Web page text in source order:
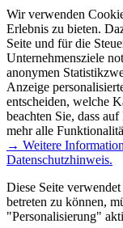
Wir verwenden
Erlebnis zu bieten.
Seite und für die
Unternehmensziele
anonymen
Anzeige
entscheiden, welche
beachten Sie, dass
mehr alle
→ Weitere
Datenschutzhinweis.
Diese Seite
betreten zu können,
"Personalisierung"